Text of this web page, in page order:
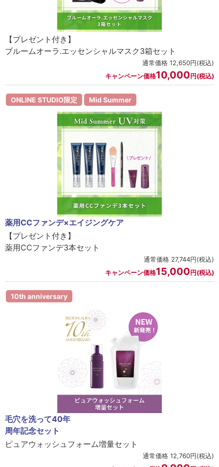
【プレゼント付き】
ブルームオーラ.エッセンシャルマスク3箱セット
通常価格 12,650円(税込)
キャンペーン価格10,000円(税込)
ONLINE STUDIO限定 Mid Summer
薬用CCファンデ×エイジングケア
【プレゼント付き】
薬用CCファンデ3本セット
通常価格 27,744円(税込)
キャンペーン価格15,000円(税込)
10th anniversary
毛穴を洗って40年
周年記念セット
ピュアウォッシュフォーム増量セット
通常価格 12,760円(税込)